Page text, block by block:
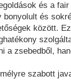
és a
bonyolult és
között.
a zsebedből,
szabott